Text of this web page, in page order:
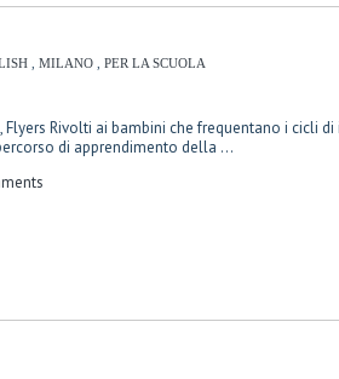
MILANO PER LA SCUOLA
Flyers Rivolti ai bambini che frequentano i cicli
di apprendimento della ...